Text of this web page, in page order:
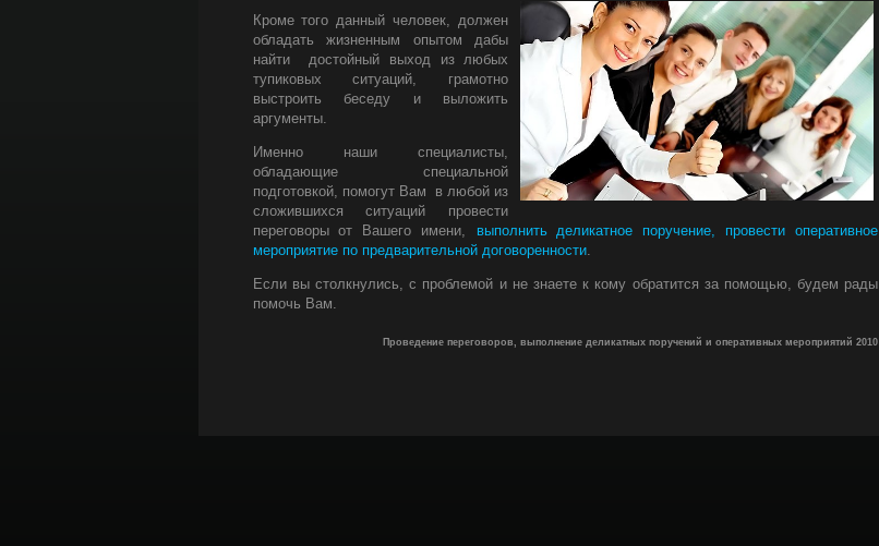
Кроме того данный человек, должен
обладать жизненным опытом дабы
найти достойный выход из любых
тупиковых ситуаций, грамотно
выстроить беседу и выложить
аргументы.
Именно наши специалисты,
обладающие специальной
подготовкой, помогут Вам в любой из
сложившихся ситуаций провести
переговоры от Вашего имени, выполнить деликатное поручение, провести оперативное
мероприятие по предварительной договоренности.
Если вы столкнулись, с проблемой и не знаете к кому обратится за помощью, будем рады
помочь Вам.
Проведение переговоров, выполнение деликатных поручений и оперативных мероприятий 2010